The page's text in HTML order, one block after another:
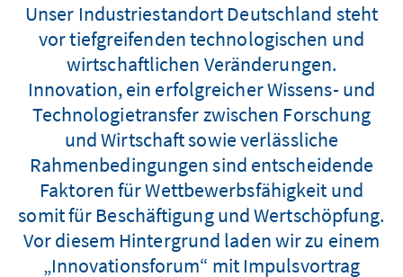
Unser Industriestandort Deutschland steht
vor tiefgreifenden technologischen und
wirtschaftlichen Veränderungen.
Innovation, ein erfolgreicher Wissens- und
Technologietransfer zwischen Forschung
und Wirtschaft sowie verlässliche
Rahmenbedingungen sind entscheidende
Faktoren für Wettbewerbsfähigkeit und
somit für Beschäftigung und Wertschöpfung.
Vor diesem Hintergrund laden wir zu einem
„Innovationsforum“ mit Impulsvortrag